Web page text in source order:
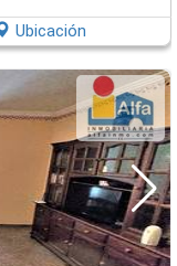
Ubicación